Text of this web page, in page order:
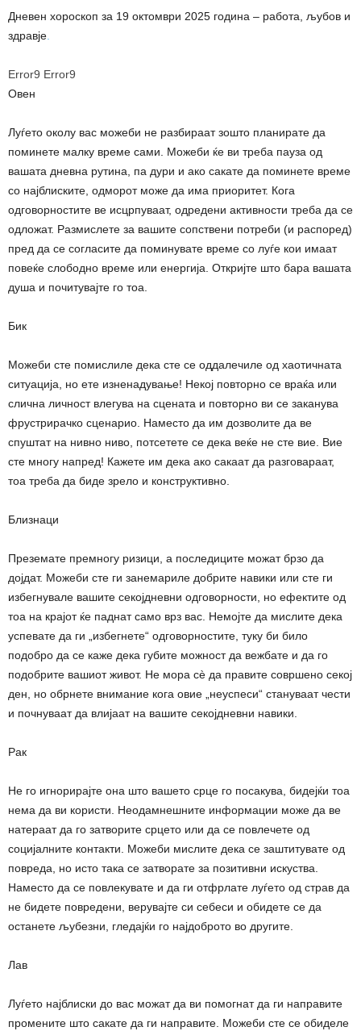
Дневен хороскоп за 19 октомври 2025 година – работа, љубов и
здравје.
Error9 Error9
Овен
Луѓето околу вас можеби не разбираат зошто планирате да
поминете малку време сами. Можеби ќе ви треба пауза од
вашата дневна рутина, па дури и ако сакате да поминете време
со најблиските, одморот може да има приоритет. Кога
одговорностите ве исцрпуваат, одредени активности треба да се
одложат. Размислете за вашите сопствени потреби (и распоред)
пред да се согласите да поминувате време со луѓе кои имаат
повеќе слободно време или енергија. Откријте што бара вашата
душа и почитувајте го тоа.
Бик
Можеби сте помислиле дека сте се оддалечиле од хаотичната
ситуација, но ете изненадување! Некој повторно се враќа или
слична личност влегува на сцената и повторно ви се заканува
фрустрирачко сценарио. Наместо да им дозволите да ве
спуштат на нивно ниво, потсетете се дека веќе не сте вие. Вие
сте многу напред! Кажете им дека ако сакаат да разговараат,
тоа треба да биде зрело и конструктивно.
Близнаци
Преземате премногу ризици, а последиците можат брзо да
дојдат. Можеби сте ги занемариле добрите навики или сте ги
избегнувале вашите секојдневни одговорности, но ефектите од
тоа на крајот ќе паднат само врз вас. Немојте да мислите дека
успевате да ги „избегнете“ одговорностите, туку би било
подобро да се каже дека губите можност да вежбате и да го
подобрите вашиот живот. Не мора сè да правите совршено секој
ден, но обрнете внимание кога овие „неуспеси“ стануваат чести
и почнуваат да влијаат на вашите секојдневни навики.
Рак
Не го игнорирајте она што вашето срце го посакува, бидејќи тоа
нема да ви користи. Неодамнешните информации може да ве
натераат да го затворите срцето или да се повлечете од
социјалните контакти. Можеби мислите дека се заштитувате од
повреда, но исто така се затворате за позитивни искуства.
Наместо да се повлекувате и да ги отфрлате луѓето од страв да
не бидете повредени, верувајте си себеси и обидете се да
останете љубезни, гледајќи го најдоброто во другите.
Лав
Луѓето најблиски до вас можат да ви помогнат да ги направите
промените што сакате да ги направите. Можеби сте се обиделе